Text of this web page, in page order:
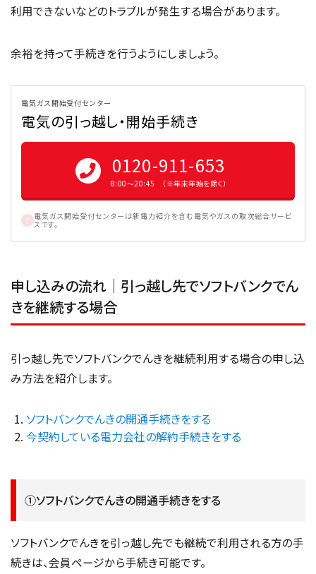
利用できないなどのトラブルが発生する場合があります。
余裕を持って手続きを行うようにしましょう。
電気ガス開始受付センター
電気の引っ越し・開始手続き
0120-911-653
8:00〜20:45 （※年末年始を除く）
電気ガス開始受付センターは新電力紹介を含む電気やガスの取次総合サービ
スです。
申し込みの流れ｜引っ越し先でソフトバンクでん
きを継続する場合
引っ越し先でソフトバンクでんきを継続利用する場合の申し込
み方法を紹介します。
ソフトバンクでんきの開通手続きをする
今契約している電力会社の解約手続きをする
①ソフトバンクでんきの開通手続きをする
ソフトバンクでんきを引っ越し先でも継続で利用される方の手
続きは、会員ページから手続き可能です。